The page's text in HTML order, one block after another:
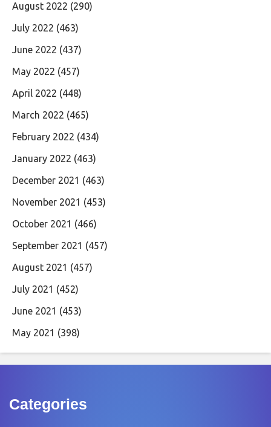
August 2022 (290)
July 2022 (463)
June 2022 (437)
May 2022 (457)
April 2022 (448)
March 2022 (465)
February 2022 (434)
January 2022 (463)
December 2021 (463)
November 2021 (453)
October 2021 (466)
September 2021 (457)
August 2021 (457)
July 2021 (452)
June 2021 (453)
May 2021 (398)
Categories